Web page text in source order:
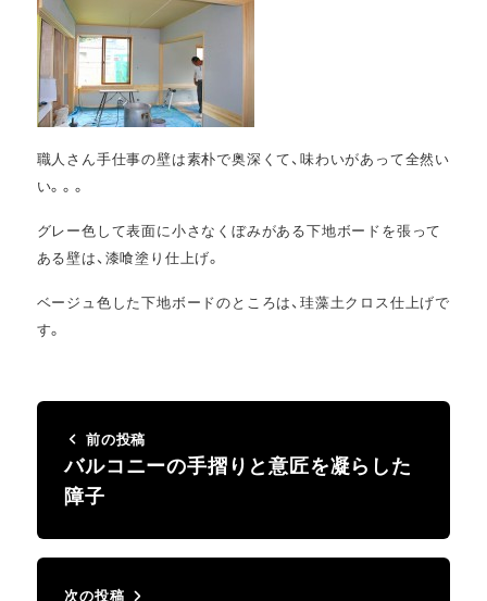
職人さん手仕事の壁は素朴で奥深くて、味わいがあって全然い
い。。。
グレー色して表面に小さなくぼみがある下地ボードを張って
ある壁は、漆喰塗り仕上げ。
ベージュ色した下地ボードのところは、珪藻土クロス仕上げで
す。
前の投稿
バルコニーの手摺りと意匠を凝らした
障子
次の投稿